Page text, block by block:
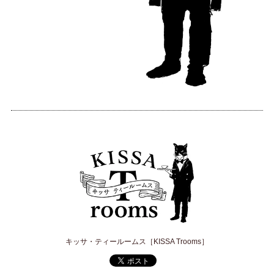
キッサ・ティールームス［KISSA Trooms］